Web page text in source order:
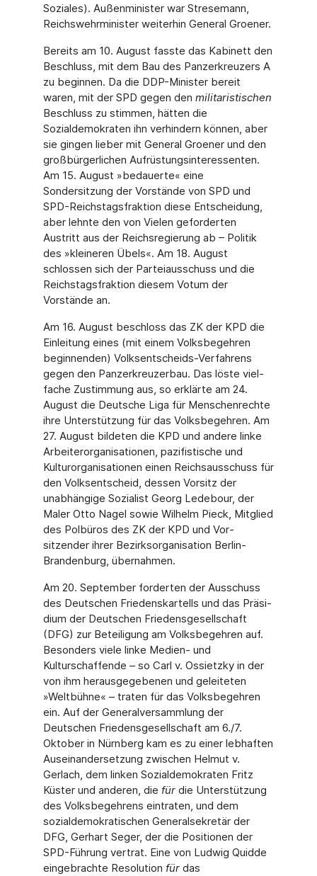
Soziales). Außenminister war Stresemann,
Reichswehrminister weiterhin General Groener.
Bereits am 10. August fasste das Kabinett den
Beschluss, mit dem Bau des Panzerkreu­zers A
zu beginnen. Da die DDP-Minister bereit
waren, mit der SPD gegen den militaris­tischen
Beschluss zu stimmen, hätten die
Sozialdemokraten ihn verhindern können, aber
sie gingen lieber mit General Groener und den
großbürgerlichen Aufrüstungsinteressenten.
Am 15. August »bedauerte« eine
Sondersitzung der Vorstände von SPD und
SPD-Reichs­tagsfraktion diese Entscheidung,
aber lehnte den von Vielen geforderten
Austritt aus der Reichsregierung ab – Politik
des »kleineren Übels«. Am 18. August
schlossen sich der Par­teiausschuss und die
Reichstagsfraktion diesem Votum der
Vorstände an.
Am 16. August beschloss das ZK der KPD die
Einleitung eines (mit einem Volksbegehren
beginnenden) Volksentscheids-Verfahrens
gegen den Panzerkreuzerbau. Das löste viel­
fache Zustimmung aus, so erklärte am 24.
August die Deutsche Liga für Menschenrechte
ihre Unterstützung für das Volksbegehren. Am
27. August bildeten die KPD und andere linke
Arbeiterorganisationen, pazifistische und
Kulturorganisationen einen Reichsaus­schuss für
den Volksentscheid, dessen Vorsitz der
unabhängige Sozialist Georg Ledebour, der
Maler Otto Nagel sowie Wilhelm Pieck, Mitglied
des Polbüros des ZK der KPD und Vor­
sitzender ihrer Bezirksorganisation Berlin-
Brandenburg, übernahmen.
Am 20. September forderten der Ausschuss
des Deutschen Friedenskartells und das Präsi­
dium der Deutschen Friedensgesellschaft
(DFG) zur Beteiligung am Volksbegehren auf.
Beson­ders viele linke Medien- und
Kulturschaffende – so Carl v. Ossietzky in der
von ihm heraus­gegebenen und geleiteten
»Weltbühne« – traten für das Volksbegehren
ein. Auf der Gene­ralversammlung der
Deutschen Friedensgesellschaft am 6./7.
Oktober in Nürnberg kam es zu einer lebhaften
Auseinandersetzung zwischen Helmut v.
Gerlach, dem linken Sozialdemokraten Fritz
Küster und anderen, die für die Unterstützung
des Volksbegehrens eintraten, und dem
sozialdemokratischen Generalsekretär der
DFG, Gerhart Seger, der die Positionen der
SPD-Führung vertrat. Eine von Ludwig Quidde
eingebrachte Resolution für das